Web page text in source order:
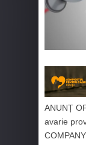
ANUNȚ
avarie